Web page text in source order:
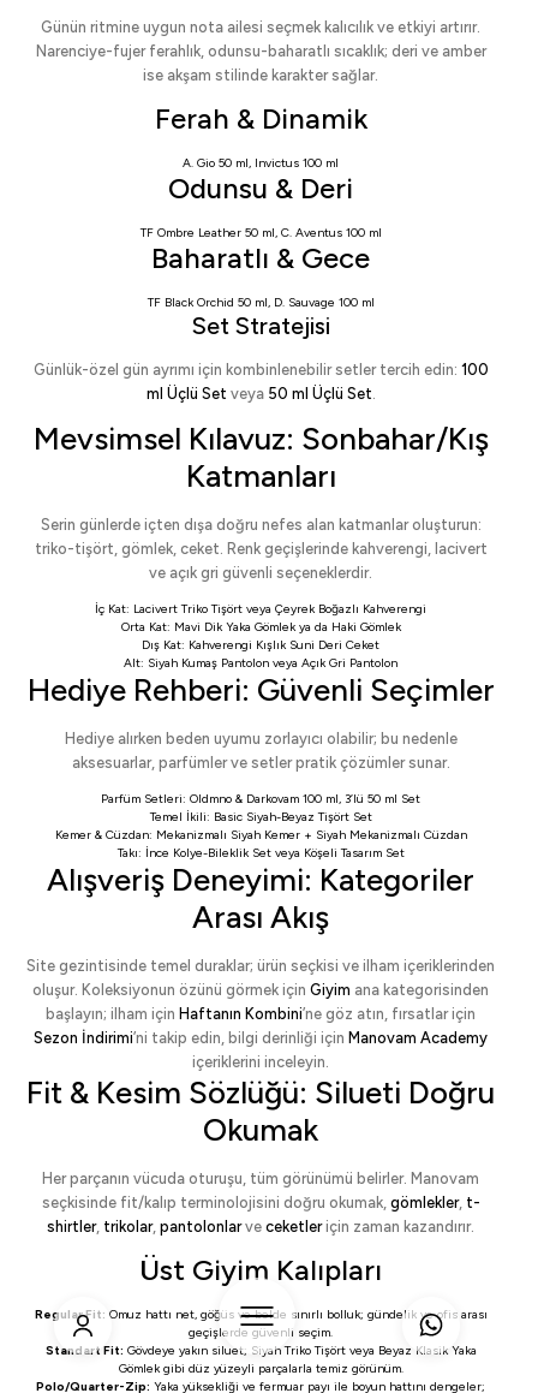
Günün ritmine uygun nota ailesi seçmek kalıcılık ve etkiyi artırır.
Narenciye-fujer ferahlık, odunsu-baharatlı sıcaklık; deri ve amber
ise akşam stilinde karakter sağlar.
Ferah & Dinamik
A. Gio 50 ml, Invictus 100 ml
Odunsu & Deri
TF Ombre Leather 50 ml, C. Aventus 100 ml
Baharatlı & Gece
TF Black Orchid 50 ml, D. Sauvage 100 ml
Set Stratejisi
Günlük-özel gün ayrımı için kombinlenebilir setler tercih edin: 100
ml Üçlü Set veya 50 ml Üçlü Set.
Mevsimsel Kılavuz: Sonbahar/Kış
Katmanları
Serin günlerde içten dışa doğru nefes alan katmanlar oluşturun:
triko-tişört, gömlek, ceket. Renk geçişlerinde kahverengi, lacivert
ve açık gri güvenli seçeneklerdir.
İç Kat: Lacivert Triko Tişört veya Çeyrek Boğazlı Kahverengi
Orta Kat: Mavi Dik Yaka Gömlekya da Haki Gömlek
Dış Kat: Kahverengi Kışlık Suni Deri Ceket
Alt: Siyah Kumaş Pantolon veya Açık Gri Pantolon
Hediye Rehberi: Güvenli Seçimler
Hediye alırken beden uyumu zorlayıcı olabilir; bu nedenle
aksesuarlar, parfümler ve setler pratik çözümler sunar.
Parfüm Setleri: Oldmno & Darkovam 100 ml, 3’lü 50 ml Set
Temel İkili: Basic Siyah-Beyaz Tişört Set
Kemer & Cüzdan: Mekanizmalı Siyah Kemer+ Siyah Mekanizmalı Cüzdan
Takı: İnce Kolye-Bileklik Setveya Köşeli Tasarım Set
Alışveriş Deneyimi: Kategoriler
Arası Akış
Site gezintisinde temel duraklar; ürün seçkisi ve ilham içeriklerinden
oluşur. Koleksiyonun özünü görmek için Giyim ana kategorisinden
başlayın; ilham için Haftanın Kombini’ne göz atın, fırsatlar için
Sezon İndirimi’ni takip edin, bilgi derinliği için Manovam Academy
içeriklerini inceleyin.
Fit & Kesim Sözlüğü: Silueti Doğru
Okumak
Her parçanın vücuda oturuşu, tüm görünümü belirler. Manovam
seçkisinde fit/kalıp terminolojisini doğru okumak, gömlekler, t-
shirtler, trikolar, pantolonlarve ceketleriçin zaman kazandırır.
Üst Giyim Kalıpları
Regular Fit: Omuz hattı net, göğüs ve belde sınırlı bolluk; gündelik ve ofis arası
geçişlerde güvenli seçim.
Standart Fit: Gövdeye yakın siluet; Siyah Triko Tişörtveya Beyaz Klasik Yaka
Gömlekgibi düz yüzeyli parçalarla temiz görünüm.
Polo/Quarter-Zip: Yaka yüksekliği ve fermuar payı ile boyun hattını dengeler;